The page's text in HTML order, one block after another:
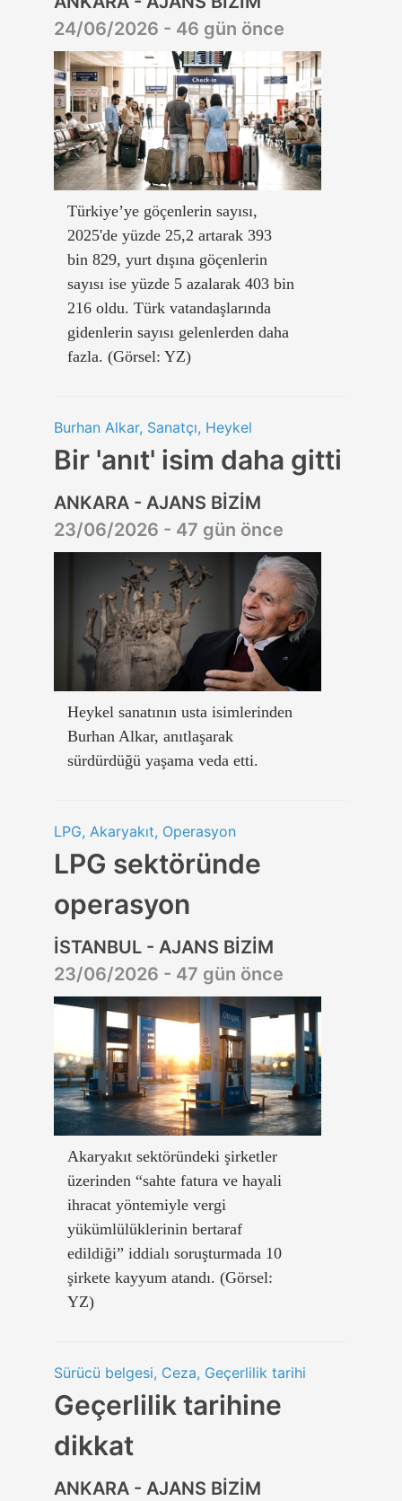
24/06/2026 - 46 gün önce
Türkiye’ye göçenlerin sayısı,
2025'de yüzde 25,2 artarak 393
bin 829, yurt dışına göçenlerin
sayısı ise yüzde 5 azalarak 403 bin
216 oldu. Türk vatandaşlarında
gidenlerin sayısı gelenlerden daha
fazla. (Görsel: YZ)
Burhan Alkar, Sanatçı, Heykel
Bir 'anıt' isim daha gitti
ANKARA - AJANS BİZİM
23/06/2026 - 47 gün önce
Heykel sanatının usta isimlerinden
Burhan Alkar, anıtlaşarak
sürdürdüğü yaşama veda etti.
LPG, Akaryakıt, Operasyon
LPG sektöründe
operasyon
İSTANBUL - AJANS BİZİM
23/06/2026 - 47 gün önce
Akaryakıt sektöründeki şirketler
üzerinden “sahte fatura ve hayali
ihracat yöntemiyle vergi
yükümlülüklerinin bertaraf
edildiği” iddialı soruşturmada 10
şirkete kayyum atandı. (Görsel:
YZ)
Sürücü belgesi, Ceza, Geçerlilik tarihi
Geçerlilik tarihine
dikkat
ANKARA - AJANS BİZİM